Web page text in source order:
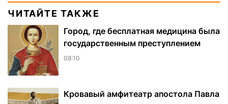
ЧИТАЙТЕ ТАКЖЕ
Город, где бесплатная медицина была
государственным преступлением
08:10
​Кровавый амфитеатр апостола Павла